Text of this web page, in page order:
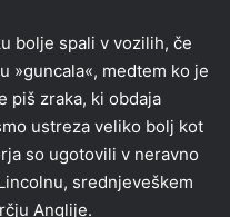
bolje spali v vozilih, če
»guncala«, medtem ko je
piš zraka, ki obdaja
ustreza veliko bolj kot
so ugotovili v neravno
srednjeveškem
Anglije.